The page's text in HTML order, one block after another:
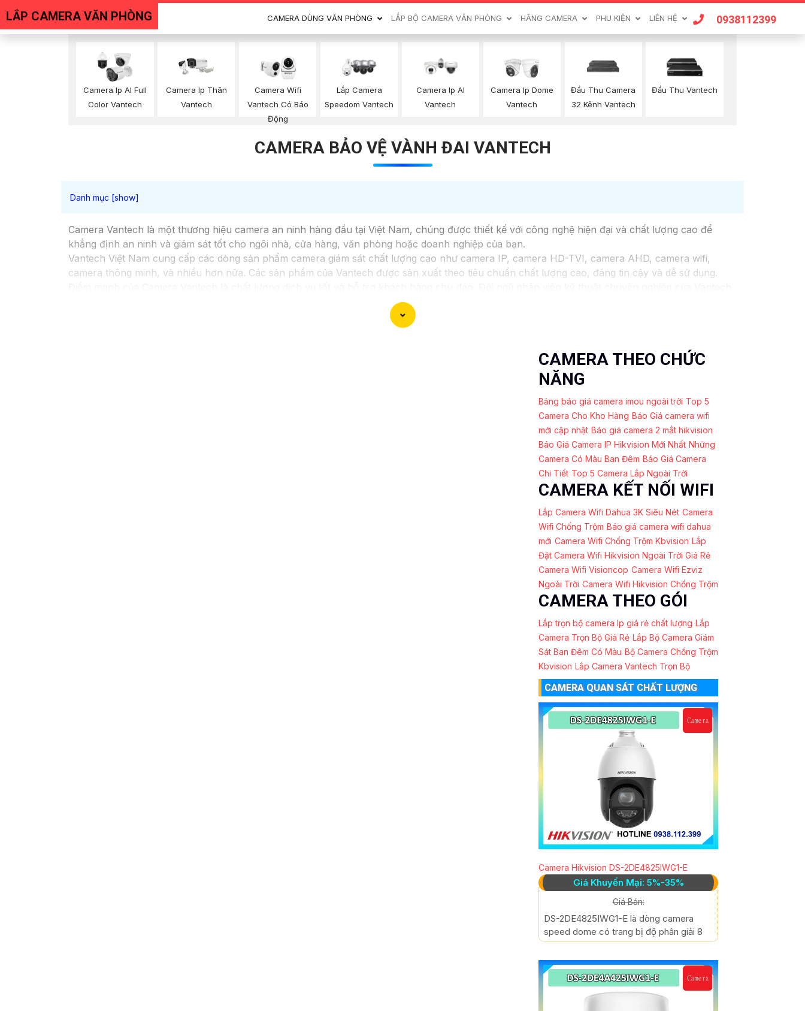
LẮP CAMERA VĂN PHÒNG CAMERA DÙNG VĂN PHÒNG LẮP BỘ CAMERA VĂN PHÒNG HÃNG CAMERA PHU KIỆN LIÊN HỆ 0938112399
Camera Ip AI Full
Color Vantech
Camera Ip Thân
Vantech
Camera Wifi
Vantech Có Báo
Động
Lắp Camera
Speedom Vantech
Camera Ip AI
Vantech
Camera Ip Dome
Vantech
Đầu Thu Camera
32 Kênh Vantech
Đầu Thu Vantech
CAMERA BẢO VỆ VÀNH ĐAI VANTECH
Camera Vantech là một thương hiệu camera an ninh hàng đầu tại Việt Nam, chúng được thiết kế với công nghệ hiện đại và chất lượng cao để
khẳng định an ninh và giám sát tốt cho ngôi nhà, cửa hàng, văn phòng hoặc doanh nghiệp của bạn.
Vantech Việt Nam cung cấp các dòng sản phẩm camera giám sát chất lượng cao như camera IP, camera HD-TVI, camera AHD, camera wifi,
camera thông minh, và nhiều hơn nữa. Các sản phẩm của Vantech được sản xuất theo tiêu chuẩn chất lượng cao, đáng tin cậy và dễ sử dụng.
sẽ giúp bạn lựa chọn giải pháp camera phù hợp với nhu cầu và ngân sách của bạn.
Nếu bạn đang tìm kiếm một giải pháp giám sát an ninh tốt cho ngôi nhà hoặc doanh nghiệp của mình, Camera Vantech Việt Nam là một lựa chọn
CAMERA THEO CHỨC
NĂNG
Bảng báo giá camera imou ngoài trời Top 5
Camera Cho Kho Hàng Báo Giá camera wifi
mới cập nhật Báo giá camera 2 mắt hikvision
Báo Giá Camera IP Hikvision Mới Nhất Những
Camera Có Màu Ban Đêm Báo Giá Camera
Chi Tiết Top 5 Camera Lắp Ngoài Trời
CAMERA KẾT NỐI WIFI
Lắp Camera Wifi Dahua 3K Siêu Nét Camera
Wifi Chống Trộm Báo giá camera wifi dahua
mới Camera Wifi Chống Trộm Kbvision Lắp
Đặt Camera Wifi Hikvision Ngoài Trời Giá Rẻ
Camera Wifi Visioncop Camera Wifi Ezviz
Ngoài Trời Camera Wifi Hikvision Chống Trộm
CAMERA THEO GÓI
Lắp trọn bộ camera Ip giá rẻ chất lượng Lắp
Camera Trọn Bộ Giá Rẻ Lắp Bộ Camera Giám
Sát Ban Đêm Có Màu Bộ Camera Chống Trộm
Kbvision Lắp Camera Vantech Trọn Bộ
CAMERA QUAN SÁT CHẤT LƯỢNG
Camera Hikvision DS-2DE4825IWG1-E
Giá Khuyến Mại: 5%-35%
Giá Bán:
DS-2DE4825IWG1-E là dòng camera
speed dome có trang bị độ phân giải 8